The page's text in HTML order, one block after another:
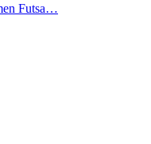
Futsa…